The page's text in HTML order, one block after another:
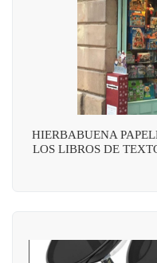
HIERBABUENA
LOS LIBROS DE